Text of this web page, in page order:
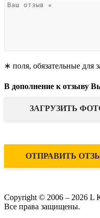
∗ поля, обязательные для
В дополнение к отзыву
ЗАГРУЗИТЬ
ОТПРАВИТЬ
Copyright © 2006 –
Все права защищены.